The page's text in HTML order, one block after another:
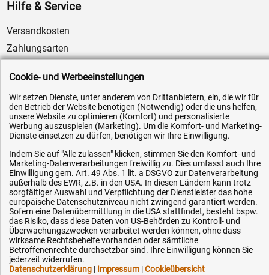
Hilfe & Service
Versandkosten
Zahlungsarten
AGB / Widerrufsrecht
Datenschutz
Impressum
Karriere
OEM-Ersatzteile
Technik-Hilfe
Downloads
Kontakt
Ihre Hytec-Hydraulik Vorteile
Schneller Versand, meist am selben Tag
Cookie- und Werbeeinstellungen
Wir setzen Dienste, unter anderem von Drittanbietern, ein, die wir für
den Betrieb der Website benötigen (Notwendig) oder die uns helfen,
unsere Website zu optimieren (Komfort) und personalisierte
Werbung auszuspielen (Marketing). Um die Komfort- und Marketing-
Dienste einsetzen zu dürfen, benötigen wir Ihre Einwilligung.
Indem Sie auf "Alle zulassen" klicken, stimmen Sie den Komfort- und
Marketing-Datenverarbeitungen freiwillig zu. Dies umfasst auch Ihre
Einwilligung gem. Art. 49 Abs. 1 lit. a DSGVO zur Datenverarbeitung
außerhalb des EWR, z.B. in den USA. In diesen Ländern kann trotz
sorgfältiger Auswahl und Verpflichtung der Dienstleister das hohe
europäische Datenschutzniveau nicht zwingend garantiert werden.
Sofern eine Datenübermittlung in die USA stattfindet, besteht bspw.
das Risiko, dass diese Daten von US-Behörden zu Kontroll- und
Überwachungszwecken verarbeitet werden können, ohne dass
wirksame Rechtsbehelfe vorhanden oder sämtliche
Betroffenenrechte durchsetzbar sind. Ihre Einwilligung können Sie
jederzeit widerrufen.
Datenschutzerklärung | Impressum |Cookieübersicht